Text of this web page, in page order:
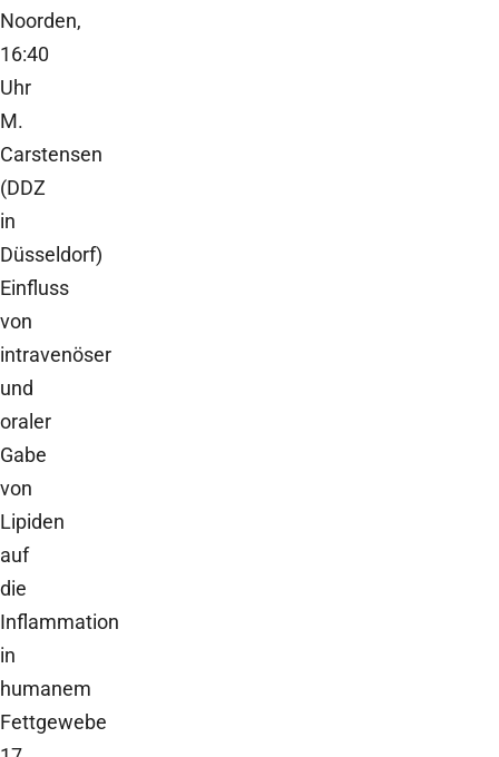
Noorden,
16:40
Uhr
M.
Carstensen
(DDZ
in
Düsseldorf)
Einfluss
von
intravenöser
und
oraler
Gabe
von
Lipiden
auf
die
Inflammation
in
humanem
Fettgewebe